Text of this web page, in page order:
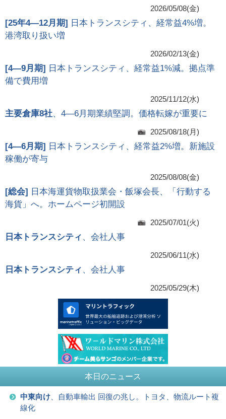
2026/05/08(金)
[25年4―12月期] 日本トランスシティ、経常益4%増。
港湾取り扱い増
2026/02/13(金)
[4―9月期] 日本トランスシティ、経常益1%減。拠点準
備で費用増
2025/11/12(水)
主要倉庫8社、4―6月期業績堅調。価格転嫁が重要に
2025/08/18(月)
[4―6月期] 日本トランスシティ、経常益2%増。新施設
稼働が寄与
2025/08/08(金)
[総会] 日本海運貨物取扱業会・飯塚会長、「行動する
海貨」へ。ホームページ初開設
2025/07/01(火)
日本トランスシティ 、会社人事
2025/06/11(水)
日本トランスシティ 、会社人事
2025/05/29(木)
本日のニュース
中東向け 、自動車輸出 回復の兆し。トヨタ、物流ルート複
線化